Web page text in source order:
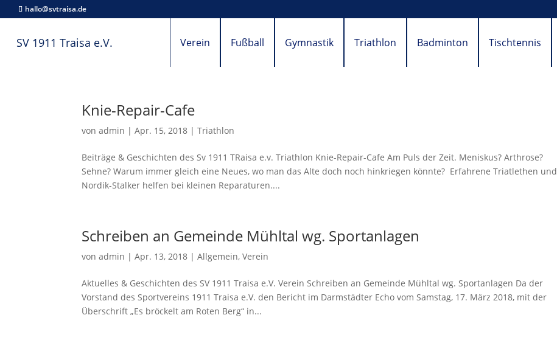
SV 1911 Traisa e.V. Verein Fußball Gymnastik Triathlon Badminton Tischtennis
hallo@svtraisa.de
Knie-Repair-Cafe
vonadmin |Apr. 15, 2018 |Triathlon
Beiträge & Geschichten des Sv 1911 TRaisa e.v. Triathlon Knie-Repair-Cafe Am Puls der Zeit. Meniskus? Arthrose?
Sehne? Warum immer gleich eine Neues, wo man das Alte doch noch hinkriegen könnte? Erfahrene Triatlethen und
Nordik-Stalker helfen bei kleinen Reparaturen....
Schreiben an Gemeinde Mühltal wg. Sportanlagen
vonadmin |Apr. 13, 2018 |Allgemein,Verein
Aktuelles & Geschichten des SV 1911 Traisa e.V. Verein Schreiben an Gemeinde Mühltal wg. Sportanlagen Da der
Vorstand des Sportvereins 1911 Traisa e.V. den Bericht im Darmstädter Echo vom Samstag, 17. März 2018, mit der
Überschrift „Es bröckelt am Roten Berg“ in...